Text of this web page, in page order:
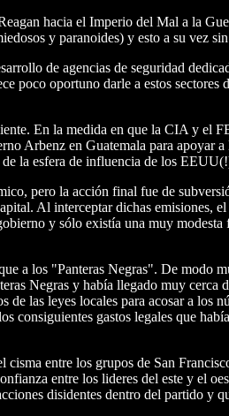
hacia el Imperio del Mal a la
y paranoides) y esto a su vez
de agencias de seguridad
oportuno darle a estos
En la medida en que la CIA y el
Arbenz en Guatemala para apoyar
la esfera de influencia de los
pero la acción final fue de
Al interceptar dichas
y sólo existía una muy
a los "Panteras Negras". De modo
Negras y había llegado muy
las leyes locales para acosar a los
consiguientes gastos legales que
cisma entre los grupos de San
entre los lideres del este y el
disidentes dentro del partido y